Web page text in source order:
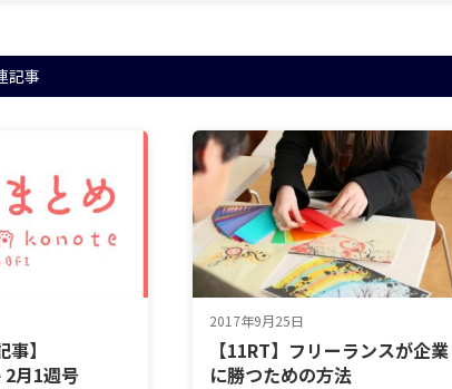
記事
】
月1週号
2017年9月25日
【11RT】フリーランスが企業
に勝つための方法